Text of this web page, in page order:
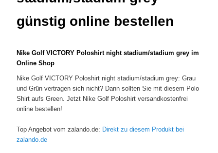
günstig online bestellen
Nike Golf VICTORY Poloshirt night stadium/stadium grey im
Online Shop
Nike Golf VICTORY Poloshirt night stadium/stadium grey: Grau
und Grün vertragen sich nicht? Dann sollten Sie mit diesem Polo
Shirt aufs Green. Jetzt Nike Golf Poloshirt versandkostenfrei
online bestellen!
Top Angebot vom zalando.de: Direkt zu diesem Produkt bei
zalando.de